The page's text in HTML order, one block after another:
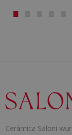
Cerámica Saloni